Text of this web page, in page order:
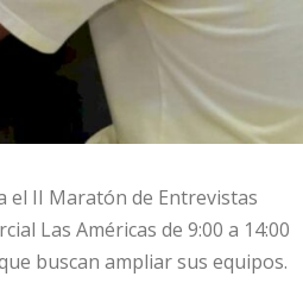
el II Maratón de Entrevistas
Las Américas de 9:00 a 14:00
buscan ampliar sus equipos.